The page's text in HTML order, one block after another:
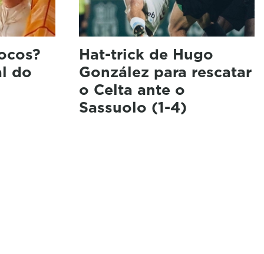
do
Hat-trick de Hugo
González para rescatar
o Celta ante o
Sassuolo (1-4)